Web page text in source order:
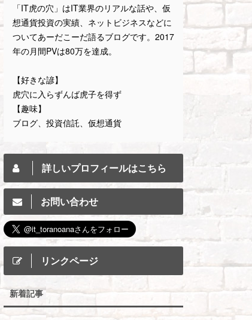
「IT虎の穴」はIT業界のリアルな話や、仮
想通貨投資の実績、ネットビジネスなどに
ついてあーだこーだ語るブログです。2017
年の月間PVは80万を達成。
【好きな諺】
虎穴に入らずんば虎子を得ず
【趣味】
ブログ、投資信託、仮想通貨
詳しいプロフィールはこちら
お問い合わせ
リンクページ
新着記事